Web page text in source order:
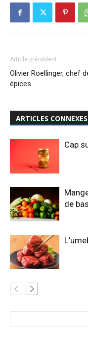
Article précédent
Olivier Roellinger, chef
épices
ARTICLES CONNEXES
Cap
de